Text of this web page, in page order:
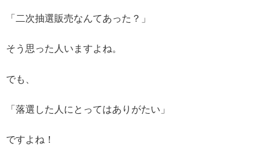
「二次抽選販売なんてあった？」
そう思った人いますよね。
でも、
「落選した人にとってはありがたい」
ですよね！